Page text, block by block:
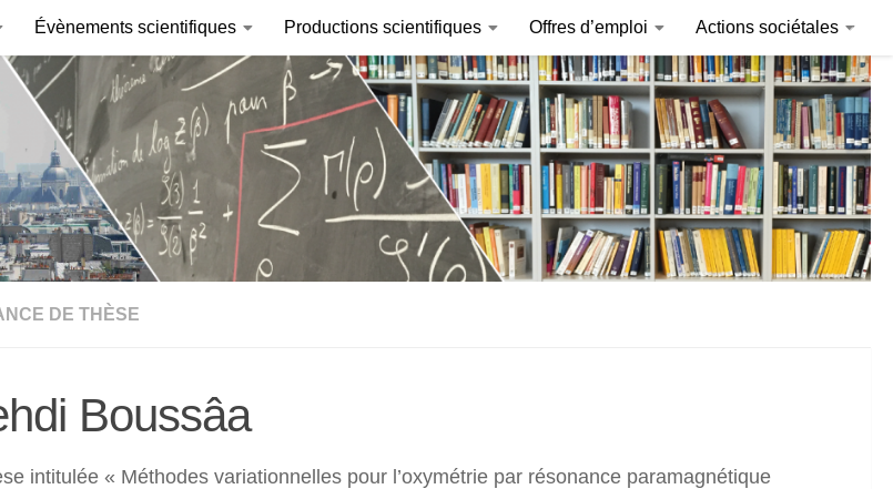
Évènements scientifiques Productions scientifiques Offres d’emploi Actions sociétales
Invitations internationales ComplexCité
DE THÈSE
Boussâa
intitulée « Méthodes variationnelles pour l’oxymétrie par résonance paramagnétique